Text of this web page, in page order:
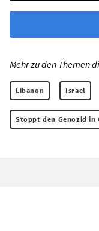
Mehr zu den Themen
Libanon Israel
Stoppt den Genozid in